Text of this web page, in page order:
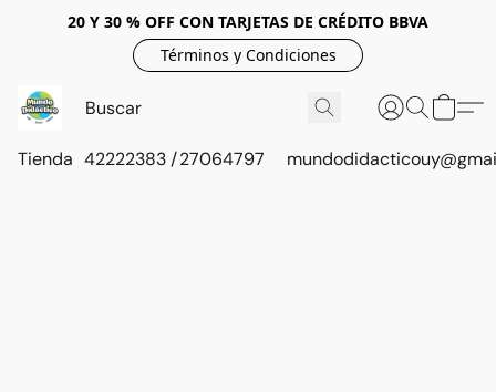
20 Y 30 % OFF CON TARJETAS DE CRÉDITO BBVA
Términos y Condiciones
Tienda 42222383 / 27064797